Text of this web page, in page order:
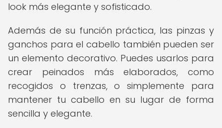
look más elegante y sofisticado.
Además de su función práctica, las pinzas y
ganchos para el cabello también pueden ser
un elemento decorativo. Puedes usarlos para
crear peinados más elaborados, como
recogidos o trenzas, o simplemente para
mantener tu cabello en su lugar de forma
sencilla y elegante.